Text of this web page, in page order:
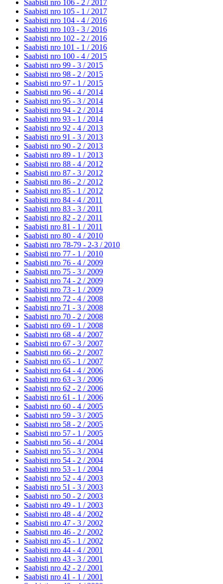
Saabisti nro 106 - 2 / 2017
Saabisti nro 105 - 1 / 2017
Saabisti nro 104 - 4 / 2016
Saabisti nro 103 - 3 / 2016
Saabisti nro 102 - 2 / 2016
Saabisti nro 101 - 1 / 2016
Saabisti nro 100 - 4 / 2015
Saabisti nro 99 - 3 / 2015
Saabisti nro 98 - 2 / 2015
Saabisti nro 97 - 1 / 2015
Saabisti nro 96 - 4 / 2014
Saabisti nro 95 - 3 / 2014
Saabisti nro 94 - 2 / 2014
Saabisti nro 93 - 1 / 2014
Saabisti nro 92 - 4 / 2013
Saabisti nro 91 - 3 / 2013
Saabisti nro 90 - 2 / 2013
Saabisti nro 89 - 1 / 2013
Saabisti nro 88 - 4 / 2012
Saabisti nro 87 - 3 / 2012
Saabisti nro 86 - 2 / 2012
Saabisti nro 85 - 1 / 2012
Saabisti nro 84 - 4 / 2011
Saabisti nro 83 - 3 / 2011
Saabisti nro 82 - 2 / 2011
Saabisti nro 81 - 1 / 2011
Saabisti nro 80 - 4 / 2010
Saabisti nro 78-79 - 2-3 / 2010
Saabisti nro 77 - 1 / 2010
Saabisti nro 76 - 4 / 2009
Saabisti nro 75 - 3 / 2009
Saabisti nro 74 - 2 / 2009
Saabisti nro 73 - 1 / 2009
Saabisti nro 72 - 4 / 2008
Saabisti nro 71 - 3 / 2008
Saabisti nro 70 - 2 / 2008
Saabisti nro 69 - 1 / 2008
Saabisti nro 68 - 4 / 2007
Saabisti nro 67 - 3 / 2007
Saabisti nro 66 - 2 / 2007
Saabisti nro 65 - 1 / 2007
Saabisti nro 64 - 4 / 2006
Saabisti nro 63 - 3 / 2006
Saabisti nro 62 - 2 / 2006
Saabisti nro 61 - 1 / 2006
Saabisti nro 60 - 4 / 2005
Saabisti nro 59 - 3 / 2005
Saabisti nro 58 - 2 / 2005
Saabisti nro 57 - 1 / 2005
Saabisti nro 56 - 4 / 2004
Saabisti nro 55 - 3 / 2004
Saabisti nro 54 - 2 / 2004
Saabisti nro 53 - 1 / 2004
Saabisti nro 52 - 4 / 2003
Saabisti nro 51 - 3 / 2003
Saabisti nro 50 - 2 / 2003
Saabisti nro 49 - 1 / 2003
Saabisti nro 48 - 4 / 2002
Saabisti nro 47 - 3 / 2002
Saabisti nro 46 - 2 / 2002
Saabisti nro 45 - 1 / 2002
Saabisti nro 44 - 4 / 2001
Saabisti nro 43 - 3 / 2001
Saabisti nro 42 - 2 / 2001
Saabisti nro 41 - 1 / 2001